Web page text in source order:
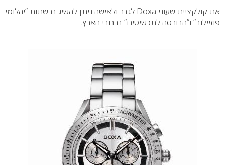
את קולקציית שעוני Doxa לגבר ולאישה ניתן להשיג ברשתות “יהלומי
פוזיילוב” ו”הבורסה לתכשיטים” ברחבי הארץ.